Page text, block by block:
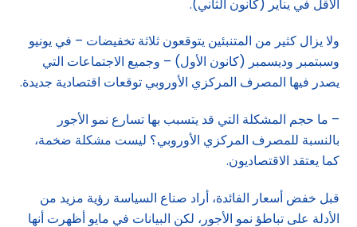
الأقل في يناير (كانون الثاني).
ولا يزال كثير من المتنبئين يتوقعون ثلاثة تخفيضات – في يونيو
وسبتمبر وديسمبر (كانون الأول) – وجميع الاجتماعات التي
يصدر فيها المصرف المركزي الأوروبي توقعات اقتصادية جديدة.
– ما حجم المشكلة التي قد يتسبب بها تسارع نمو الأجور
بالنسبة للمصرف المركزي الأوروبي؟ ليست مشكلة ضخمة،
كما يعتقد الاقتصاديون.
قبل خفض أسعار الفائدة، أراد صناع السياسة رؤية مزيد من
الأدلة على تباطؤ نمو الأجور، لكن البيانات في مايو أظهرت أنها